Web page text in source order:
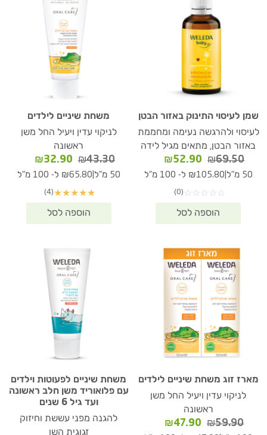
שמן לעיסוי התינוק באזור הבטן
לעיסוי ולהרגשה נעימה ומחממת
באזור הבטן, מתאים מגיל לידה
₪69.50
המחיר
המקורי
₪69.50.
₪52.90
המחיר
הנוכחי
50 מ"ל ₪105.80 ל- 100 מ"ל
☆
☆
☆
☆
☆
(0)
משחת שיניים לילדים
לניקוי עדין ויעיל החל משן
ראשונה
₪43.30
המחיר
המקורי
₪43.30.
₪32.90
הנוכחי
50 מ"ל ₪65.80 ל- 100 מ"ל
★
★
★
★
★
(4)
מארז זוג משחת שיניים לילדים
לניקוי עדין ויעיל החל משן
ראשונה
₪59.90
המחיר ₪47.90
המחיר
משחת שיניים לפעוטות וילדים
עם פלואוריד משן חלב ראשונה
ועד גיל 6 שנים
להגנה מפני עששת וחיזוק
זגוגית השן